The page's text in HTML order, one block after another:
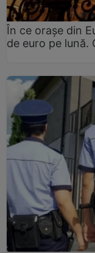
În ce orașe din
de euro pe lună.